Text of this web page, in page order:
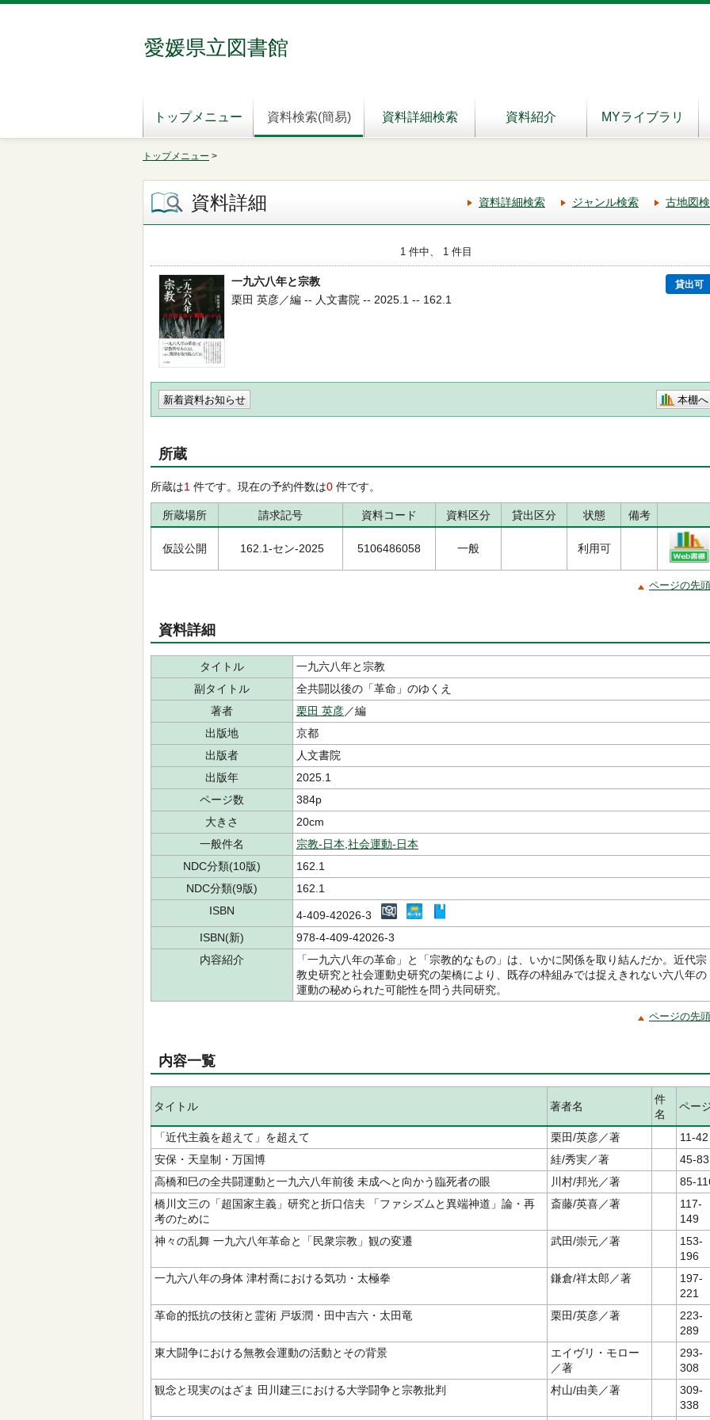
愛媛県立図書館
トップメニュー 資料検索(簡易) 資料詳細検索 資料紹介 MYライブラリ
トップメニュー >
資料詳細 資料詳細検索 ジャンル検索 古地図
1 件中、 1 件目
一九六八年と宗教 貸出可
栗田 英彦／編 -- 人文書院 -- 2025.1 -- 162.1
新着資料お知らせ 本棚へ
所蔵
所蔵は1 件です。現在の予約件数は0 件です。
所蔵場所 請求記号 資料コード 資料区分 貸出区分 状態 備考
仮設公開 162.1-セン-2025 5106486058 一般 利用可
ページの先
資料詳細
タイトル
一九六八年と宗教
副タイトル
全共闘以後の「革命」のゆくえ
著者
栗田 英彦／編
出版地
京都
出版者
人文書院
出版年
2025.1
ページ数
384p
大きさ
20cm
一般件名
宗教-日本 社会運動-日本
NDC分類(10版)
162.1
NDC分類(9版)
162.1
ISBN
4-409-42026-3
ISBN(新)
978-4-409-42026-3
内容紹介
「一九六八年の革命」と「宗教的なもの」は、いかに関係を取り結んだか。近代宗
教史研究と社会運動史研究の架橋により、既存の枠組みでは捉えきれない六八年の
運動の秘められた可能性を問う共同研究。
ページの先
内容一覧
タイトル 著者名
件
名
ペー
「近代主義を超えて」を超えて 栗田/英彦／著
11-42
安保・天皇制・万国博
絓/秀実／著
45-83
高橋和巳の全共闘運動と一九六八年前後 未成へと向かう臨死者の眼
川村/邦光／著
85-
橋川文三の「超国家主義」研究と折口信夫 「ファシズムと異端神道」論・再
考のために
斎藤/英喜／著
117-
149
神々の乱舞 一九六八年革命と「民衆宗教」観の変遷
武田/崇元／著
153-
196
一九六八年の身体 津村喬における気功・太極拳
鎌倉/祥太郎／著
197-
221
革命的抵抗の技術と霊術 戸坂潤・田中吉六・太田竜
栗田/英彦／著
223-
289
東大闘争における無教会運動の活動とその背景
エイヴリ・モロー
／著
293-
308
観念と現実のはざま 田川建三における大学闘争と宗教批判
村山/由美／著
309-
338